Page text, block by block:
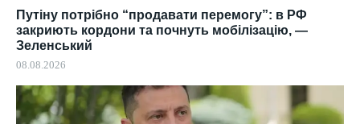
Путіну потрібно “продавати перемогу”: в РФ
закриють кордони та почнуть мобілізацію, —
Зеленський
08.08.2026